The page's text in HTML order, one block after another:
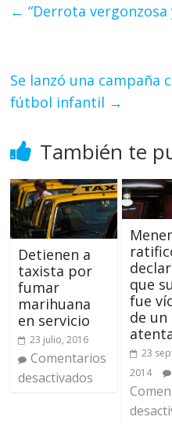
← “Derrota
Se lanzó una campaña
fútbol infantil →
También te
Detienen a
taxista por
fumar
marihuana
en servicio
23 julio, 2016
Comentarios
desactivados
que
fue
de un
23
2014